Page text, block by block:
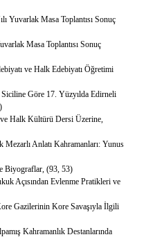
Yuvarlak Masa Toplantısı Sonuç
Masa Toplantısı Sonuç
ve Halk Edebiyatı Öğretimi
Göre 17. Yüzyılda Edirneli
Halk Kültürü Dersi Üzerine,
Mezarlı Anlatı Kahramanları: Yunus
Biyograflar, (93, 53)
Açısından Evlenme Pratikleri ve
Gazilerinin Kore Savaşıyla İlgili
Kahramanlık Destanlarında